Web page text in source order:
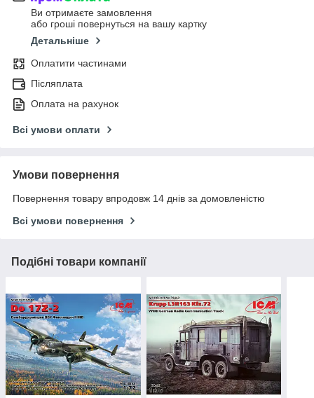
Ви отримаєте замовлення
або гроші повернуться на вашу картку
Детальніше
Оплатити частинами
Післяплата
Оплата на рахунок
Всі умови оплати
Умови повернення
Повернення товару впродовж 14 днів за домовленістю
Всі умови повернення
Подібні товари компанії